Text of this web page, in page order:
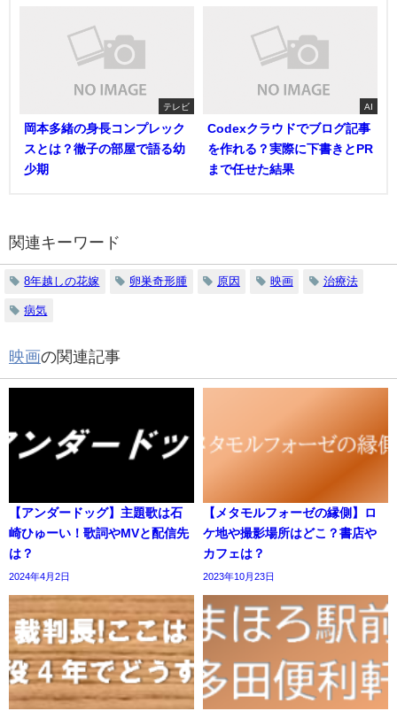
テレビ
岡本多緒の身長コンプレック
スとは？徹子の部屋で語る幼
少期
AI
Codexクラウドでブログ記事
を作れる？実際に下書きとPR
まで任せた結果
関連キーワード
8年越しの花嫁 卵巣奇形腫 原因 映画 治療法
病気
映画の関連記事
【アンダードッグ】主題歌は石
崎ひゅーい！歌詞やMVと配信先
は？
2024年4月2日
【メタモルフォーゼの縁側】ロ
ケ地や撮影場所はどこ？書店や
カフェは？
2023年10月23日